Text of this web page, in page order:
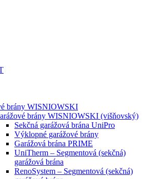
brány WISNIOWSKI
brány WISNIOWSKI (višňovský)
Sekčná garážová brána UniPro
Výklopné garážové brány
Garážová brána PRIME
UniTherm – Segmentová (sekčná)
garážová brána
RenoSystem – Segmentová (sekčná)